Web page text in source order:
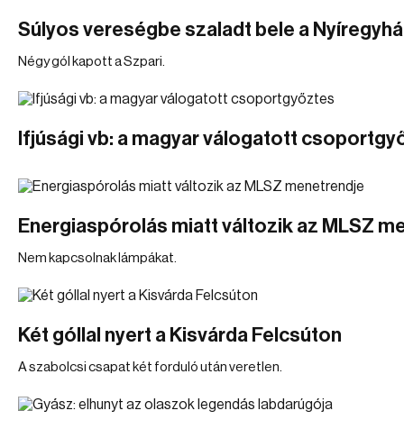
Súlyos vereségbe szaladt bele a
Négy gól kapott a Szpari.
Ifjúsági vb: a magyar válogatott
Energiaspórolás miatt változik az MLSZ
Nem kapcsolnak lámpákat.
Két góllal nyert a Kisvárda Felcsúton
A szabolcsi csapat két forduló után veretlen.